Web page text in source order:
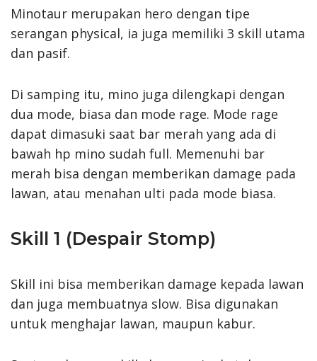
Minotaur merupakan hero dengan tipe
serangan physical, ia juga memiliki 3 skill utama
dan pasif.
Di samping itu, mino juga dilengkapi dengan
dua mode, biasa dan mode rage. Mode rage
dapat dimasuki saat bar merah yang ada di
bawah hp mino sudah full. Memenuhi bar
merah bisa dengan memberikan damage pada
lawan, atau menahan ulti pada mode biasa.
Skill 1 (Despair Stomp)
Skill ini bisa memberikan damage kepada lawan
dan juga membuatnya slow. Bisa digunakan
untuk menghajar lawan, maupun kabur.